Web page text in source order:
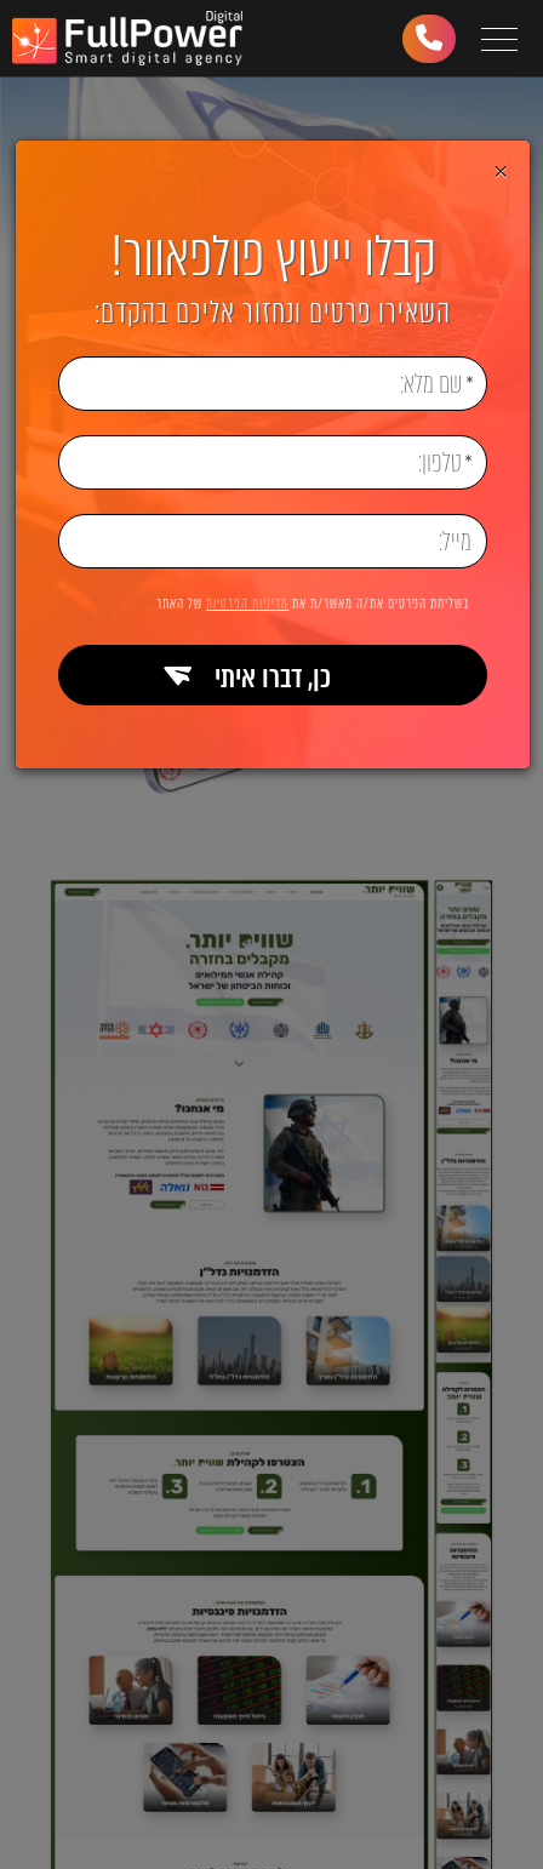
Toggle navigation
03-
997 ×
קבלו ייעוץ פולפאוור!
השאירו פרטים ונחזור אליכם בהקדם:
בשליחת הפרטים את/ה מאשר/ת את מדיניות הפרטיותשל האתר
כן, דברו איתי